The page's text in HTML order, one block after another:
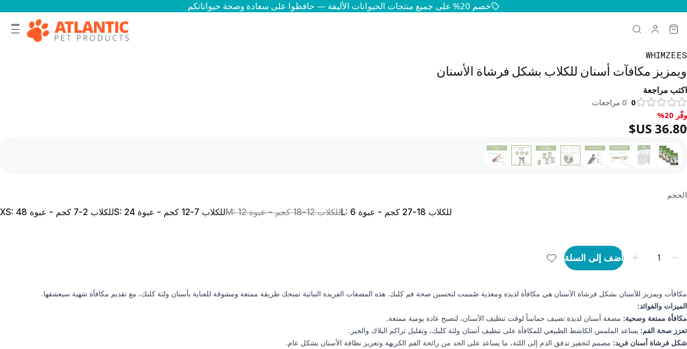
خصم 20% على جميع منتجات الحيوانات الأليفة — حافظوا على سعادة وصحة حيواناتكم
WHIMZEES
ويمزيز مكافآت أسنان للكلاب بشكل فرشاة الأسنان
اكتب مراجعة
0
0 مراجعات
وفّر 20%, ‏36.80 US$
وفّر 20%
الحجم
XS: للكلاب 2-7 كجم - عبوة 48
S: للكلاب 7-12 كجم - عبوة 24 M: للكلاب 12-18 كجم - عبوة 12 L: للكلاب 18-27 كجم - عبوة 6
أضف إلى السلة
مكافآت ويمزيز للأسنان بشكل فرشاة الأسنان هي مكافأة لذيذة ومغذية صُممت لتحسين صحة فم كلبك. هذه المضغات الفريدة النباتية تمنحك طريقة ممتعة ومشوقة للعناية بأسنان ولثة كلبك، مع تقديم مكافأة شهية سيعشقها.
الميزات والفوائد:
مكافأة ممتعة وصحية: مضغة أسنان لذيذة تضيف حماساً لوقت تنظيف الأسنان، لتصبح عادة يومية ممتعة.
تعزز صحة الفم: يساعد الملمس الكاشط الطبيعي للمكافأة على تنظيف أسنان ولثة كلبك، وتقليل تراكم البلاك والجير.
شكل فرشاة أسنان فريد: مصمم لتحفيز تدفق الدم إلى اللثة، ما يساعد على الحد من رائحة الفم الكريهة وتعزيز نظافة الأسنان بشكل عام.